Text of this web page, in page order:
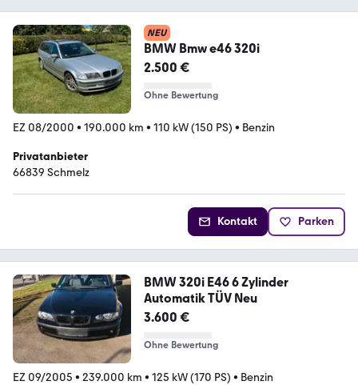
NEU
BMW Bmw e46 320i
2.500 €
Ohne Bewertung
EZ 08/2000 • 190.000 km • 110 kW (150 PS) • Benzin
Privatanbieter
66839 Schmelz
Kontakt Parken
BMW 320i E46 6 Zylinder
Automatik TÜV Neu
3.600 €
Ohne Bewertung
EZ 09/2005 • 239.000 km • 125 kW (170 PS) • Benzin